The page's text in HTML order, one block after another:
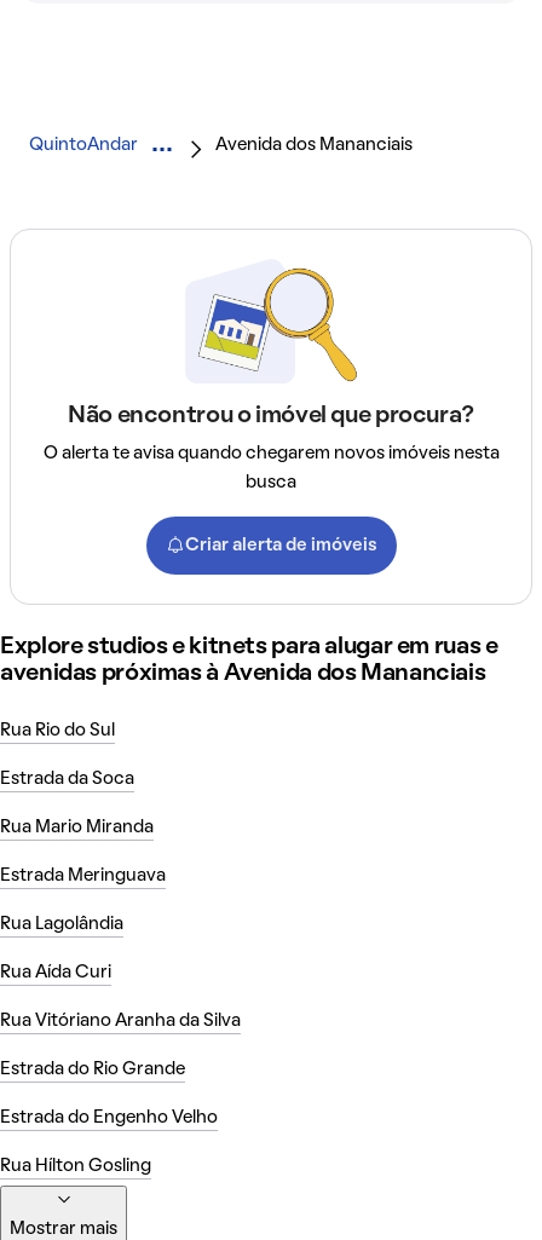
QuintoAndar Avenida dos Mananciais
Não encontrou o imóvel que procura?
O alerta te avisa quando chegarem novos imóveis nesta
busca
Criar alerta de imóveis
Explore studios e kitnets para alugar em ruas e
avenidas próximas à Avenida dos Mananciais
Rua Rio do Sul
Estrada da Soca
Rua Mario Miranda
Estrada Meringuava
Rua Lagolândia
Rua Aída Curi
Rua Vitóriano Aranha da Silva
Estrada do Rio Grande
Estrada do Engenho Velho
Rua Hílton Gosling
Mostrar mais